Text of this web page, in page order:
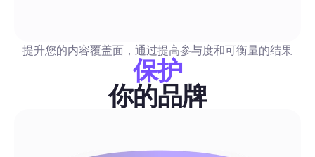
含简单易懂的许可清单、特定渠道推荐以及现成的批处理工作流
这些复制粘贴的步骤加入你的自动化流程中，以节省时间并降低
评论与私信自动化
提升您的内容覆盖面，通过提高参与度和可衡量的结果
保护
你的品牌